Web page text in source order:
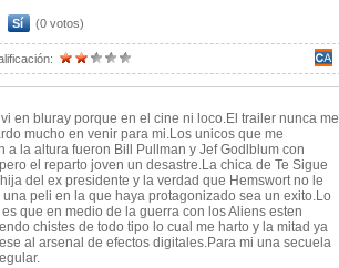
Sí (0 votos)
en bluray porque en el cine ni loco.El trailer nunca me
mucho en venir para mi.Los unicos que me
a la altura fueron Bill Pullman y Jef Godlblum con
el reparto joven un desastre.La chica de Te Sigue
del ex presidente y la verdad que Hemswort no le
peli en la que haya protagonizado sea un exito.Lo
que en medio de la guerra con los Aliens esten
chistes de todo tipo lo cual me harto y la mitad ya
al arsenal de efectos digitales.Para mi una secuela